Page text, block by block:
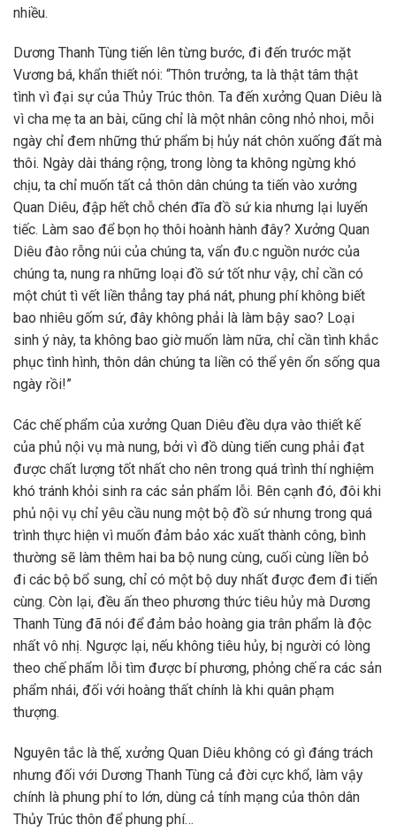
nhiều.
Dương Thanh Tùng tiến lên từng bước, đi đến trước mặt
Vương bá, khẩn thiết nói: “Thôn trưởng, ta là thật tâm thật
tình vì đại sự của Thủy Trúc thôn. Ta đến xưởng Quan Diêu là
vì cha mẹ ta an bài, cũng chỉ là một nhân công nhỏ nhoi, mỗi
ngày chỉ đem những thứ phẩm bị hủy nát chôn xuống đất mà
thôi. Ngày dài tháng rộng, trong lòng ta không ngừng khó
chịu, ta chỉ muốn tất cả thôn dân chúng ta tiến vào xưởng
Quan Diêu, đập hết chỗ chén đĩa đồ sứ kia nhưng lại luyến
tiếc. Làm sao để bọn họ thôi hoành hành đây? Xưởng Quan
Diêu đào rỗng núi của chúng ta, vẩn đυ.c nguồn nước của
chúng ta, nung ra những loại đồ sứ tốt như vậy, chỉ cần có
một chút tì vết liền thẳng tay phá nát, phung phí không biết
bao nhiêu gốm sứ, đây không phải là làm bậy sao? Loại
sinh ý này, ta không bao giờ muốn làm nữa, chỉ cần tình khắc
phục tình hình, thôn dân chúng ta liền có thể yên ổn sống qua
ngày rồi!”
Các chế phẩm của xưởng Quan Diêu đều dựa vào thiết kế
của phủ nội vụ mà nung, bởi vì đồ dùng tiến cung phải đạt
được chất lượng tốt nhất cho nên trong quá trình thí nghiệm
khó tránh khỏi sinh ra các sản phẩm lỗi. Bên cạnh đó, đôi khi
phủ nội vụ chỉ yêu cầu nung một bộ đồ sứ nhưng trong quá
trình thực hiện vì muốn đảm bảo xác xuất thành công, bình
thường sẽ làm thêm hai ba bộ nung cùng, cuối cùng liền bỏ
đi các bộ bổ sung, chỉ có một bộ duy nhất được đem đi tiến
cùng. Còn lại, đều ấn theo phương thức tiêu hủy mà Dương
Thanh Tùng đã nói để đảm bảo hoàng gia trân phẩm là độc
nhất vô nhị. Ngược lại, nếu không tiêu hủy, bị người có lòng
theo chế phẩm lỗi tìm được bí phương, phỏng chế ra các sản
phẩm nhái, đối với hoàng thất chính là khi quân phạm
thượng.
Nguyên tắc là thế, xưởng Quan Diêu không có gì đáng trách
nhưng đối với Dương Thanh Tùng cả đời cực khổ, làm vậy
chính là phung phí to lớn, dùng cả tính mạng của thôn dân
Thủy Trúc thôn để phung phí…